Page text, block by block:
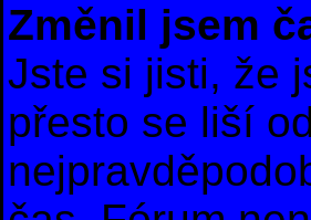
Změnil jsem
Jste si jisti, že
přesto se liší